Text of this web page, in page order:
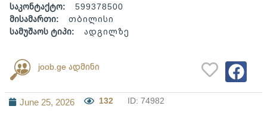
საკონტაქტო:
599378500
მისამართი:
თბილისი
სამუშაოს ტიპი:
ადგილზე
joob.ge ადმინი
June 25, 2026 132 ID: 74982